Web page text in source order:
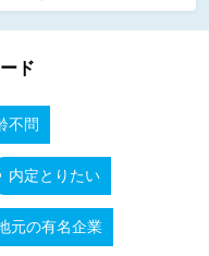
ド
不問
内定とりたい
元の有名企業